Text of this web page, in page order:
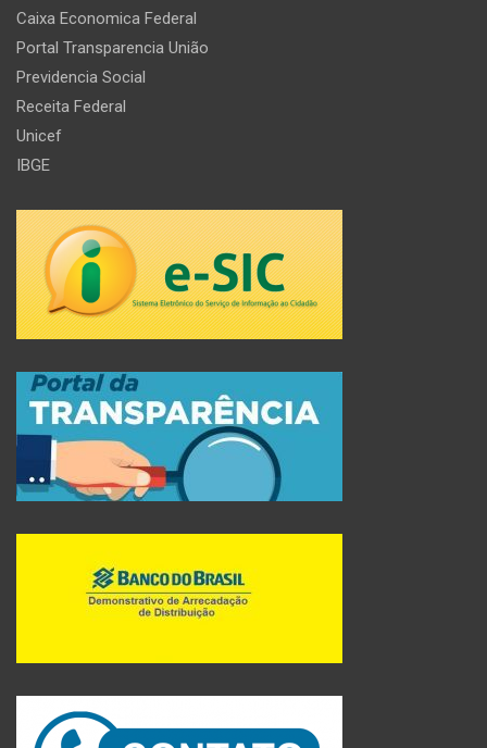
Caixa Economica Federal
Portal Transparencia União
Previdencia Social
Receita Federal
Unicef
IBGE